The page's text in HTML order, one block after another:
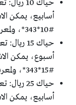
أسابيع، يمكن
#10*343*، ولمعرفة الرصيد قم بالاتصال على #0*10*343*.
أسبوع، يمكن
#15*343*، ولمعرفة الرصيد قم بالاتصال على #0*15*343*.
أسابيع، يمكن